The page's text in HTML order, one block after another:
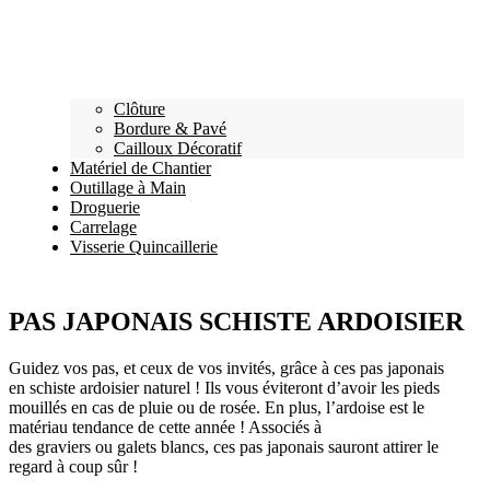
Clôture
Bordure & Pavé
Cailloux Décoratif
Matériel de Chantier
Outillage à Main
Droguerie
Carrelage
Visserie Quincaillerie
PAS JAPONAIS SCHISTE ARDOISIER
Guidez vos pas, et ceux de vos invités, grâce à ces pas japonais
en schiste ardoisier naturel ! Ils vous éviteront d’avoir les pieds
mouillés en cas de pluie ou de rosée. En plus, l’ardoise est le
matériau tendance de cette année ! Associés à
des graviers ou galets blancs, ces pas japonais sauront attirer le
regard à coup sûr !